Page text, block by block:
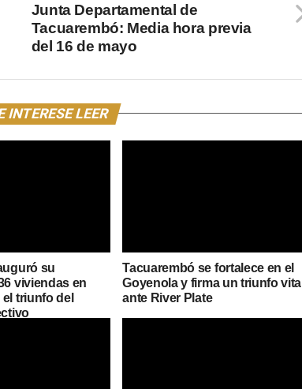
Junta Departamental de
Tacuarembó: Media hora previa
del 16 de mayo
INTERESE LEER
su
viviendas en
triunfo del
Tacuarembó se fortalece en el
Goyenola y firma un triunfo vital
ante River Plate